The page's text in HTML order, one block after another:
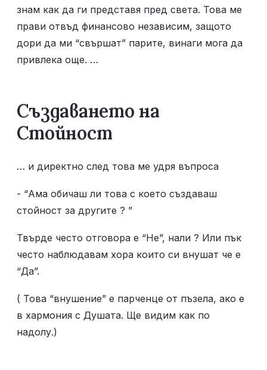
знам как да ги представя пред света. Това ме
прави отвъд финансово независим, защото
дори да ми “свършат” парите, винаги мога да
привлека още. …
Създаването на
Стойност
… и директно след това ме удря въпроса
- “Ама обичаш ли това с което създаваш
стойност за другите ? ”
Твърде често отговора е “Не”, нали ? Или пък
често наблюдавам хора които си внушат че е
“Да”.
( Това “внушение” е парченце от пъзела, ако е
в хармония с Душата. Ще видим как по
надолу.)